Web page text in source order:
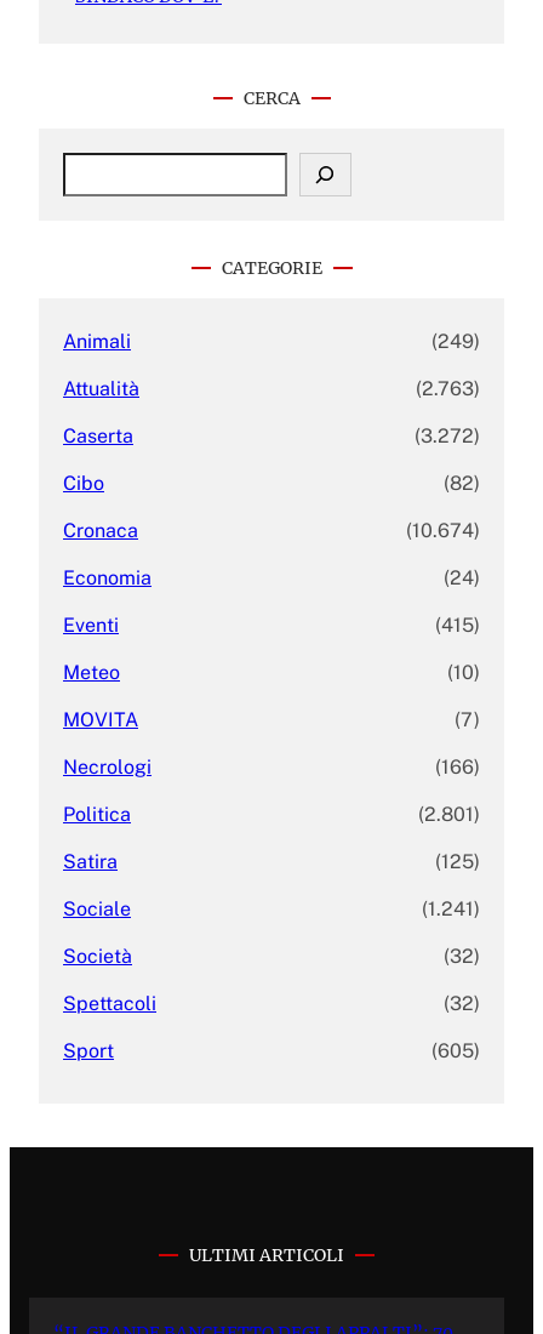
CERCA
S
CATEGORIE
Animali (249)
Attualità (2.763)
Caserta (3.272)
Cibo (82)
Cronaca (10.674)
Economia (24)
Eventi (415)
Meteo (10)
MOVITA (7)
Necrologi (166)
Politica (2.801)
Satira (125)
Sociale (1.241)
Società (32)
Spettacoli (32)
Sport (605)
ULTIMI ARTICOLI